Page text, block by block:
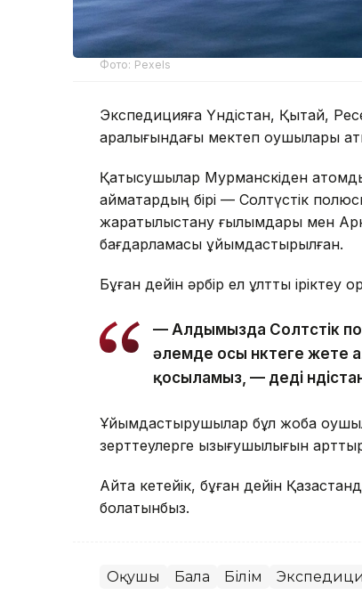
Фото: Pexels
Экспедицияға Үндістан, Қытай,
аралығындағы мектеп оқушылары
Қатысушылар Мурманскіден
аймақтардың бірі — Солтүстік
жаратылыстану ғылымдары мен
бағдарламасы ұйымдастырылған.
Бұған дейін әрбір ел ұлттық
— Алдымызда Солтүстік
әлемде осы нүктеге жете
қосыламыз, — деді
Ұйымдастырушылар бұл жоба
зерттеулерге қызығушылығын
Айта кетейік, бұған дейін
болатынбыз.
Оқушы Бала Білім